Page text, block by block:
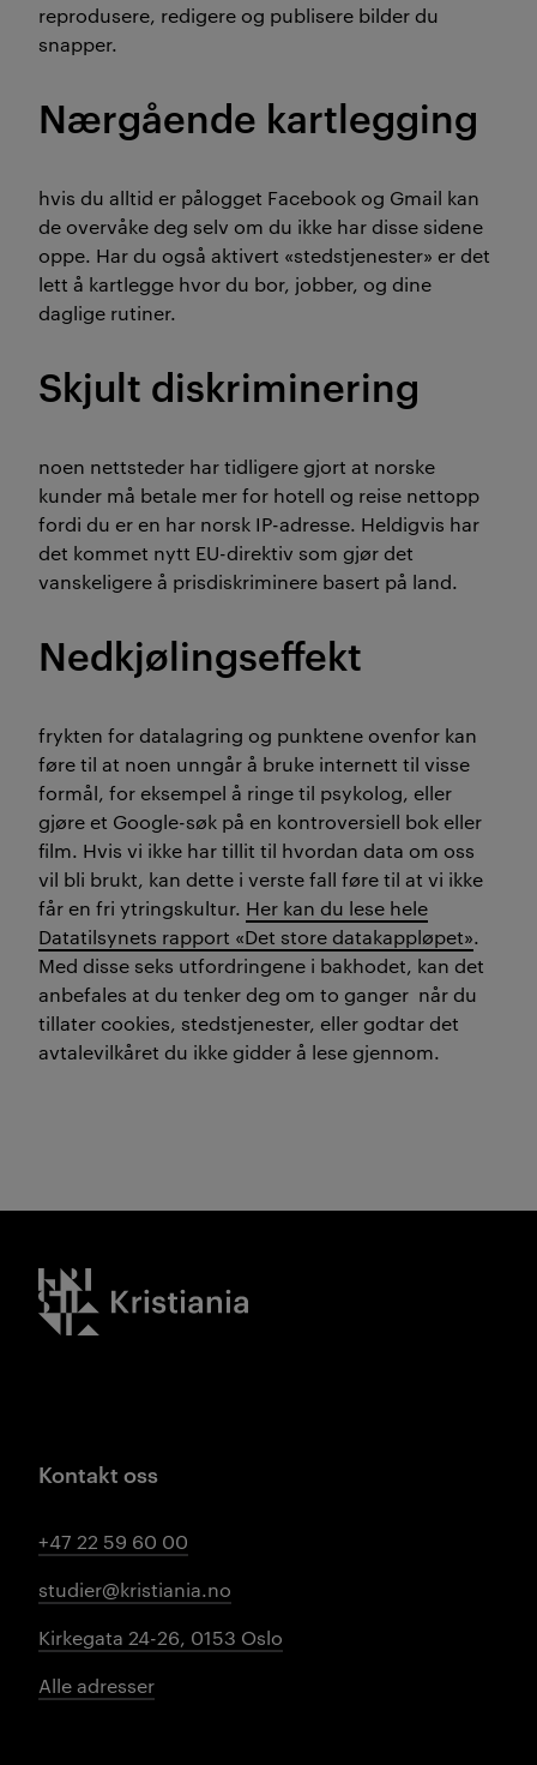
reprodusere, redigere og publisere bilder du
snapper.
Nærgående kartlegging
hvis du alltid er pålogget Facebook og Gmail kan
de overvåke deg selv om du ikke har disse sidene
oppe. Har du også aktivert «stedstjenester» er det
lett å kartlegge hvor du bor, jobber, og dine
daglige rutiner.
Skjult diskriminering
noen nettsteder har tidligere gjort at norske
kunder må betale mer for hotell og reise nettopp
fordi du er en har norsk IP-adresse. Heldigvis har
det kommet nytt EU-direktiv som gjør det
vanskeligere å prisdiskriminere basert på land.
Nedkjølingseffekt
frykten for datalagring og punktene ovenfor kan
føre til at noen unngår å bruke internett til visse
formål, for eksempel å ringe til psykolog, eller
gjøre et Google-søk på en kontroversiell bok eller
film. Hvis vi ikke har tillit til hvordan data om oss
vil bli brukt, kan dette i verste fall føre til at vi ikke
får en fri ytringskultur. Her kan du lese hele
Datatilsynets rapport «Det store datakappløpet».
Med disse seks utfordringene i bakhodet, kan det
anbefales at du tenker deg om to ganger når du
tillater cookies, stedstjenester, eller godtar det
avtalevilkåret du ikke gidder å lese gjennom.
Kristiania logo
Kontakt oss
+47 22 59 60 00
studier@kristiania.no
Kirkegata 24-26, 0153 Oslo
Alle adresser